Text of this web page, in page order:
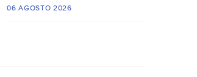
06 AGOSTO 2026